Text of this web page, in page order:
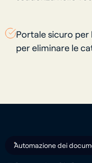
Portale sicuro
per eliminare le
Automazione dei